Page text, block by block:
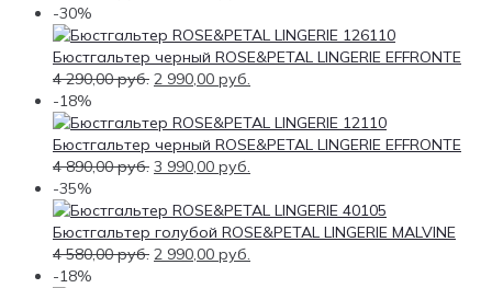
-30%
Бюстгальтер черный ROSE&PETAL LINGERIE EFFRONTE
4 290,00руб. 2 990,00 руб.
-18%
Бюстгальтер черный ROSE&PETAL LINGERIE EFFRONTE
4 890,00руб. 3 990,00 руб.
-35%
Бюстгальтер голубой ROSE&PETAL LINGERIE MALVINE
4 580,00руб. 2 990,00 руб.
-18%